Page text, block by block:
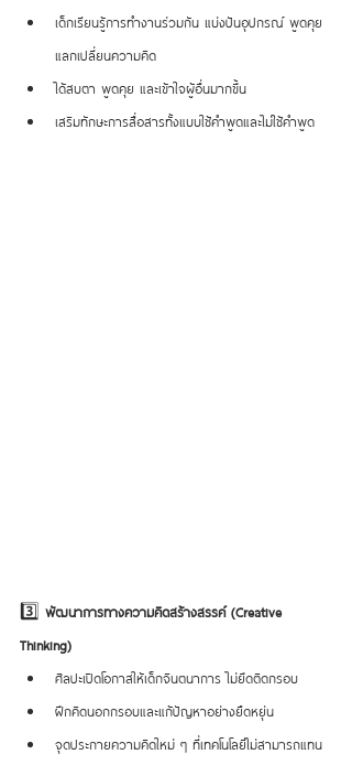
เด็กเรียนรู้การทำงานร่วมกัน แบ่งปันอุปกรณ์ พูดคุย
แลกเปลี่ยนความคิด
ได้สบตา พูดคุย และเข้าใจผู้อื่นมากขึ้น
เสริมทักษะการสื่อสารทั้งแบบใช้คำพูดและไม่ใช้คำพูด
3️⃣ พัฒนาการทางความคิดสร้างสรรค์ (Creative
Thinking)
ศิลปะเปิดโอกาสให้เด็กจินตนาการ ไม่ยึดติดกรอบ
ฝึกคิดนอกกรอบและแก้ปัญหาอย่างยืดหยุ่น
จุดประกายความคิดใหม่ ๆ ที่เทคโนโลยีไม่สามารถแทน